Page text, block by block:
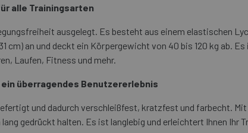
alle Trainingsarten
ausgelegt. Es besteht aus einem elastischen
cm) an und deckt ein Körpergewicht von 40 bis 120 kg ab.
Laufen, Fitness und mehr.
überragendes Benutzererlebnis
und dadurch verschleißfest, kratzfest und farbecht.
gedrückt halten. Es ist langlebig und erleichtert Ihnen Ihr